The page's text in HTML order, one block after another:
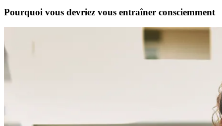
Pourquoi vous devriez vous entraîner consciemment